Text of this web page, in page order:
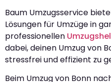
Baum Umzugsservice
Lösungen für Umzüge in
professionellen
dabei, deinen Umzug von
stressfrei und effizient zu
Beim Umzug von Bonn